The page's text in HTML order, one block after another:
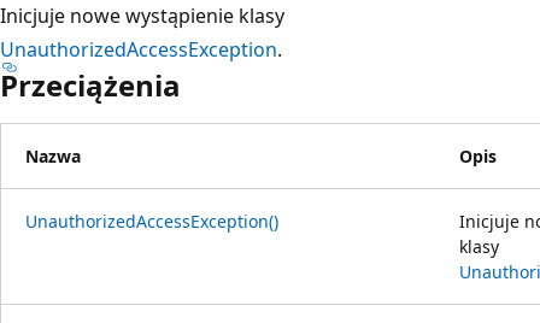
Inicjuje nowe wystąpienie klasy
UnauthorizedAccessException.
Przeciążenia
Nazwa Opis
UnauthorizedAccessException()
Inicjuje
klasy